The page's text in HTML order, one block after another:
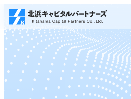
メ
イ
ン
コ
ン
テ
ン